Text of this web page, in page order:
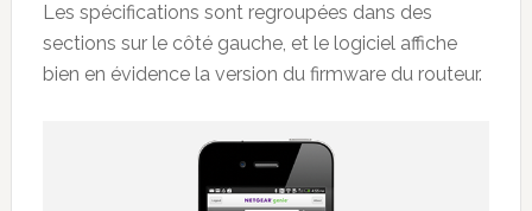
Les spécifications sont regroupées dans des
sections sur le côté gauche, et le logiciel affiche
bien en évidence la version du firmware du routeur.